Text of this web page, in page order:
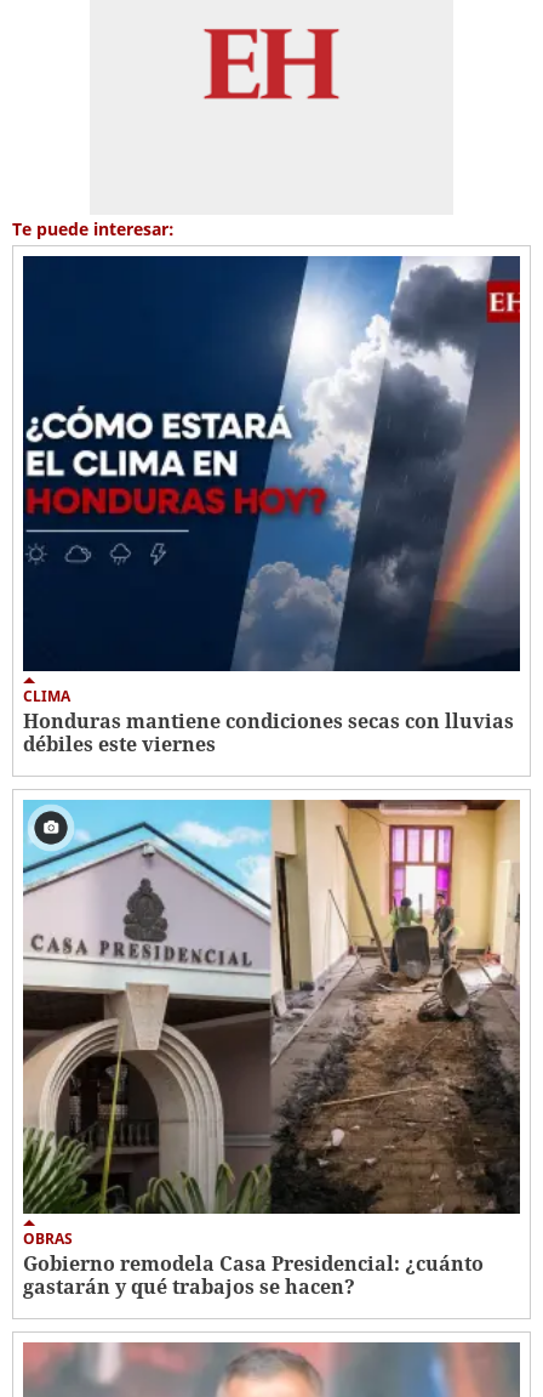
Te puede interesar:
CLIMA
Honduras mantiene condiciones secas con lluvias
débiles este viernes
OBRAS
Gobierno remodela Casa Presidencial: ¿cuánto
gastarán y qué trabajos se hacen?